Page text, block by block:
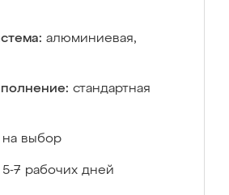
алюминиевая,
стандартная
на выбор
5-7 рабочих дней